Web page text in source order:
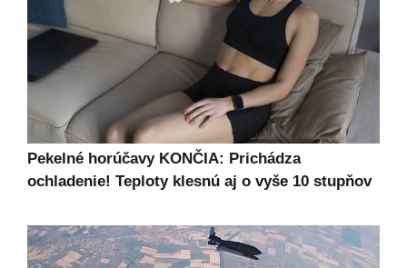
Pekelné horúčavy KONČIA: Prichádza
ochladenie! Teploty klesnú aj o vyše 10 stupňov